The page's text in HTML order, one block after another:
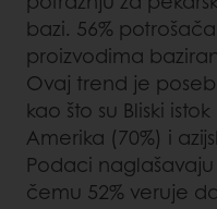
bazi. 56%
proizvodima
Ovaj trend je
kao što su Bliski
Amerika (70%) i
Podaci
čemu 52% veruje